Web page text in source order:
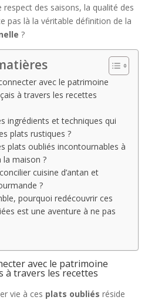
respect des saisons, la qualité des
pas là la véritable définition de la
?
avec le patrimoine
à travers les recettes
ingrédients et techniques qui
plats rustiques ?
plats oubliés incontournables à
la maison ?
cuisine d’antan et
?
pourquoi redécouvrir ces
est une aventure à ne pas
avec le patrimoine
à travers les recettes
vie à ces plats oubliés réside